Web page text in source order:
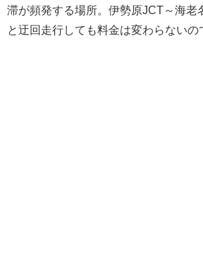
滞が頻発する場所。伊勢原JCT～海老
と迂回走行しても料金は変わらないの